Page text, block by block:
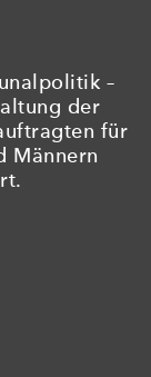
–
der
für
Männern